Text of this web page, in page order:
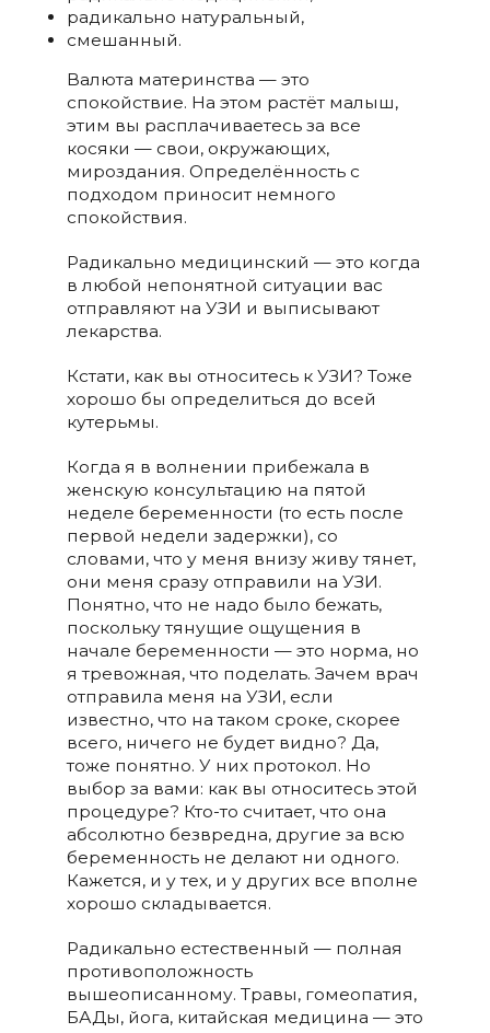
радикально натуральный,
смешанный.
Валюта материнства — это
спокойствие. На этом растёт малыш,
этим вы расплачиваетесь за все
косяки — свои, окружающих,
мироздания. Определённость с
подходом приносит немного
спокойствия.
Радикально медицинский — это когда
в любой непонятной ситуации вас
отправляют на УЗИ и выписывают
лекарства.
Кстати, как вы относитесь к УЗИ? Тоже
хорошо бы определиться до всей
кутерьмы.
Когда я в волнении прибежала в
женскую консультацию на пятой
неделе беременности (то есть после
первой недели задержки), со
словами, что у меня внизу живу тянет,
они меня сразу отправили на УЗИ.
Понятно, что не надо было бежать,
поскольку тянущие ощущения в
начале беременности — это норма, но
я тревожная, что поделать. Зачем врач
отправила меня на УЗИ, если
известно, что на таком сроке, скорее
всего, ничего не будет видно? Да,
тоже понятно. У них протокол. Но
выбор за вами: как вы относитесь этой
процедуре? Кто-то считает, что она
абсолютно безвредна, другие за всю
беременность не делают ни одного.
Кажется, и у тех, и у других все вполне
хорошо складывается.
Радикально естественный — полная
противоположность
вышеописанному. Травы, гомеопатия,
БАДы, йога, китайская медицина — это